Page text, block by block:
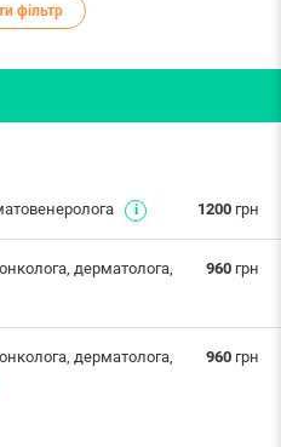
фільтр
1200 грн
960 грн
дерматолога,
960 грн
дерматолога,